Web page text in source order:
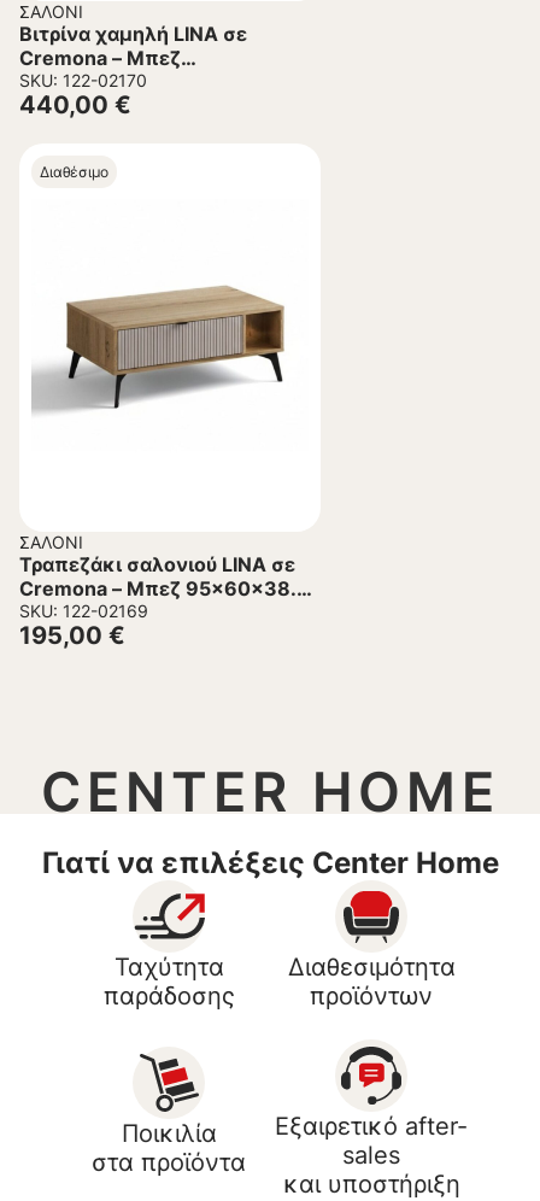
ΣΑΛΌΝΙ
Βιτρίνα χαμηλή LINA σε
Cremona – Μπεζ
102.5×35.5×125 εκ.
SKU: 122-02170
440,00 €
Διαθέσιμο
ΣΑΛΌΝΙ
Τραπεζάκι σαλονιού LINA σε
Cremona – Μπεζ 95x60x38.5
εκ.
SKU: 122-02169
195,00 €
CENTER HOME
Γιατί να επιλέξεις Center Home
Ταχύτητα
παράδοσης
Διαθεσιμότητα
προϊόντων
Ποικιλία
στα προϊόντα
Εξαιρετικό after-
sales
και υποστήριξη